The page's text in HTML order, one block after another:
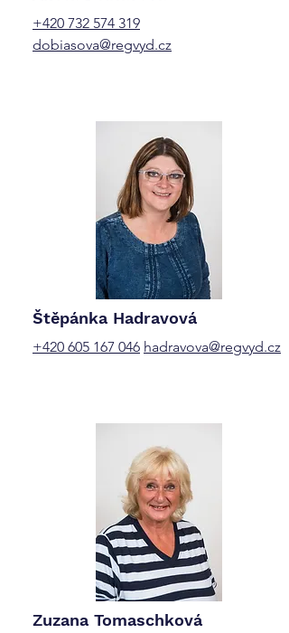
+420 732 574 319
dobiasova@regvyd.cz
Štěpánka Hadravová
+420 605 167 046 hadravova@regvyd.cz
Zuzana Tomaschková